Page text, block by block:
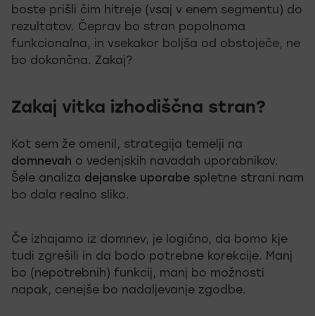
boste prišli čim hitreje (vsaj v enem segmentu) do
rezultatov. Čeprav bo stran popolnoma
funkcionalna, in vsekakor boljša od obstoječe, ne
bo dokončna. Zakaj?
Zakaj vitka izhodiščna stran?
Kot sem že omenil, strategija temelji na
domnevah o vedenjskih navadah uporabnikov.
Šele analiza dejanske uporabe spletne strani nam
bo dala realno sliko.
Če izhajamo iz domnev, je logično, da bomo kje
tudi zgrešili in da bodo potrebne korekcije. Manj
bo (nepotrebnih) funkcij, manj bo možnosti
napak, cenejše bo nadaljevanje zgodbe.